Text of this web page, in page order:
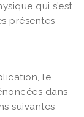
qui s’est
présentes
le
dans
suivantes